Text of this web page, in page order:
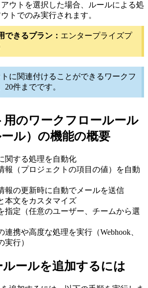
ウトを選択した場合、ルールによる処
トでのみ実行されます。
できるプラン： エンタープライズプ
に関連付けることができるワークフ
20件までです。
のワークフロールール
ール）の機能の概要
関する処理を自動化
報（プロジェクトの項目の値）を自動
報の更新時に自動でメールを送信
本文をカスタマイズ
指定（任意のユーザー、チームから選
連携や高度な処理を実行（Webhook、
実行）
ールを追加するには